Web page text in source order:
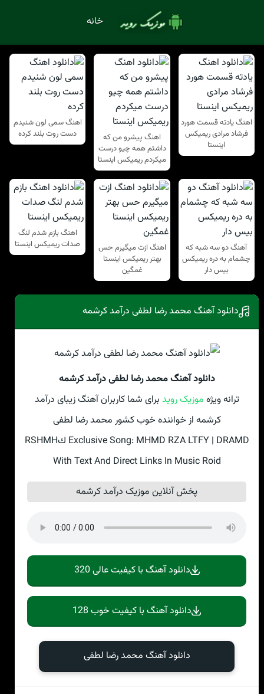
خانه
اهنگ یادته قسمت هورد
فرشاد مرادی ریمیکس
اینستا
اهنگ پیشرو من که
داشتم همه چیو درست
میکردم ریمیکس اینستا
اهنگ سمی لون شنیدم
دست روت بلند کرده
آهنگ دو سه شبه که
چشمام به دره ریمیکس
بیس دار
اهنگ ازت میگیرم حس
بهتر ریمیکس اینستا
غمگین
اهنگ بازم شدم لنگ
صدات ریمیکس اینستا
دانلود آهنگ محمد رضا لطفی درآمد كرشمه
دانلود آهنگ محمد رضا لطفی درآمد كرشمه
ترانه ویژه موزیک روید برای شما کاربران آهنگ زیبای درآمد
كرشمه از خواننده خوب کشور محمد رضا لطفی
Exclusive Song: MHMD RZA LTFY | DRAMD كRSHMH
With Text And Direct Links In Music Roid
پخش آنلاین موزیک درآمد كرشمه
دانلود آهنگ با کیفیت عالی 320
دانلود آهنگ با کیفیت خوب 128
دانلود آهنگ محمد رضا لطفی